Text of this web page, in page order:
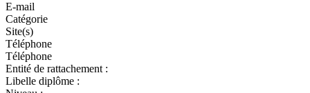
E-mail
Catégorie
Site(s)
Téléphone
Téléphone
Entité de rattachement :
Libelle diplôme :